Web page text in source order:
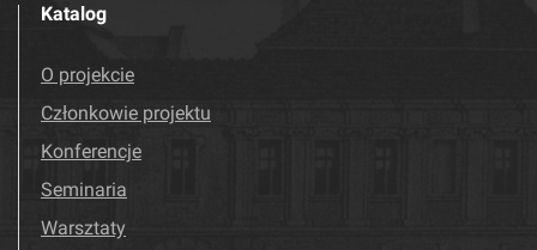
Katalog
O projekcie
Członkowie projektu
Konferencje
Seminaria
Warsztaty